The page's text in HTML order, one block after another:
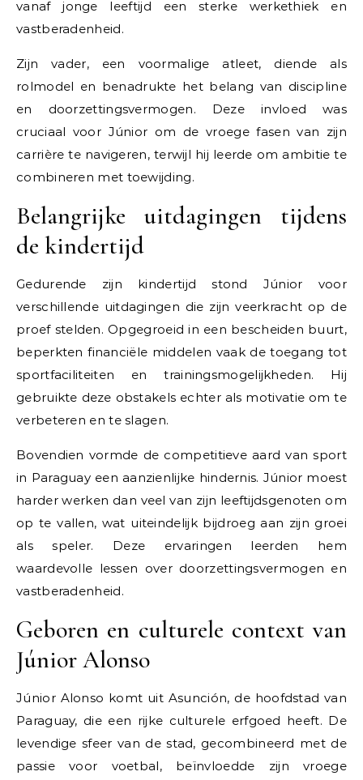
vanaf jonge leeftijd een sterke werkethiek en
vastberadenheid.
Zijn vader, een voormalige atleet, diende als
rolmodel en benadrukte het belang van discipline
en doorzettingsvermogen. Deze invloed was
cruciaal voor Júnior om de vroege fasen van zijn
carrière te navigeren, terwijl hij leerde om ambitie te
combineren met toewijding.
Belangrijke uitdagingen tijdens
de kindertijd
Gedurende zijn kindertijd stond Júnior voor
verschillende uitdagingen die zijn veerkracht op de
proef stelden. Opgegroeid in een bescheiden buurt,
beperkten financiële middelen vaak de toegang tot
sportfaciliteiten en trainingsmogelijkheden. Hij
gebruikte deze obstakels echter als motivatie om te
verbeteren en te slagen.
Bovendien vormde de competitieve aard van sport
in Paraguay een aanzienlijke hindernis. Júnior moest
harder werken dan veel van zijn leeftijdsgenoten om
op te vallen, wat uiteindelijk bijdroeg aan zijn groei
als speler. Deze ervaringen leerden hem
waardevolle lessen over doorzettingsvermogen en
vastberadenheid.
Geboren en culturele context van
Júnior Alonso
Júnior Alonso komt uit Asunción, de hoofdstad van
Paraguay, die een rijke culturele erfgoed heeft. De
levendige sfeer van de stad, gecombineerd met de
passie voor voetbal, beïnvloedde zijn vroege